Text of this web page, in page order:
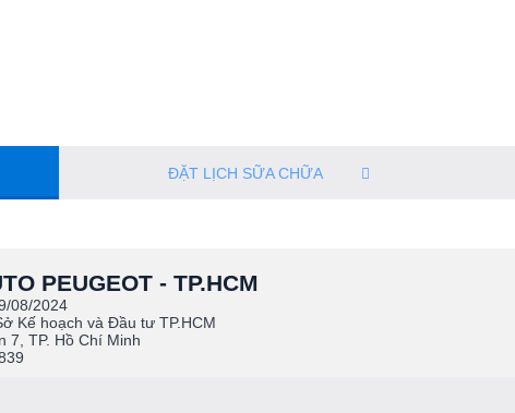
ĐẶT LỊCH SỮA CHỮA
PEUGEOT - TP.HCM
08/2024
Kế hoạch và Đầu tư TP.HCM
7, TP. Hồ Chí Minh